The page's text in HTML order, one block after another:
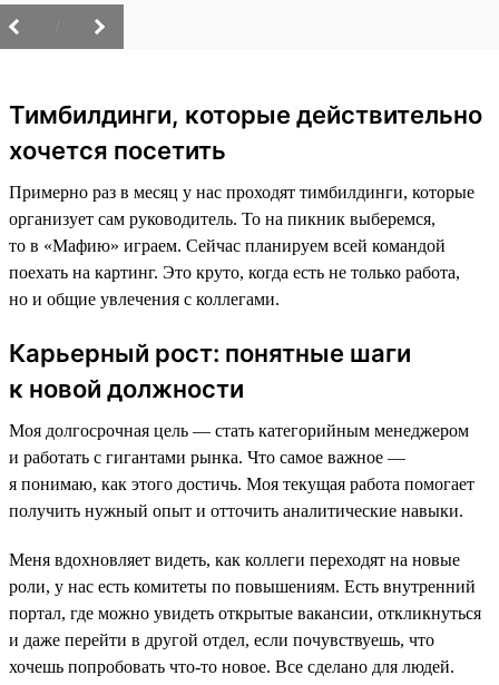
Тимбилдинги, которые действительно
хочется посетить
Примерно раз в месяц у нас проходят тимбилдинги, которые
организует сам руководитель. То на пикник выберемся,
то в «Мафию» играем. Сейчас планируем всей командой
поехать на картинг. Это круто, когда есть не только работа,
но и общие увлечения с коллегами.
Карьерный рост: понятные шаги
к новой должности
Моя долгосрочная цель — стать категорийным менеджером
и работать с гигантами рынка. Что самое важное —
я понимаю, как этого достичь. Моя текущая работа помогает
получить нужный опыт и отточить аналитические навыки.
Меня вдохновляет видеть, как коллеги переходят на новые
роли, у нас есть комитеты по повышениям. Есть внутренний
портал, где можно увидеть открытые вакансии, откликнуться
и даже перейти в другой отдел, если почувствуешь, что
хочешь попробовать что-то новое. Все сделано для людей.